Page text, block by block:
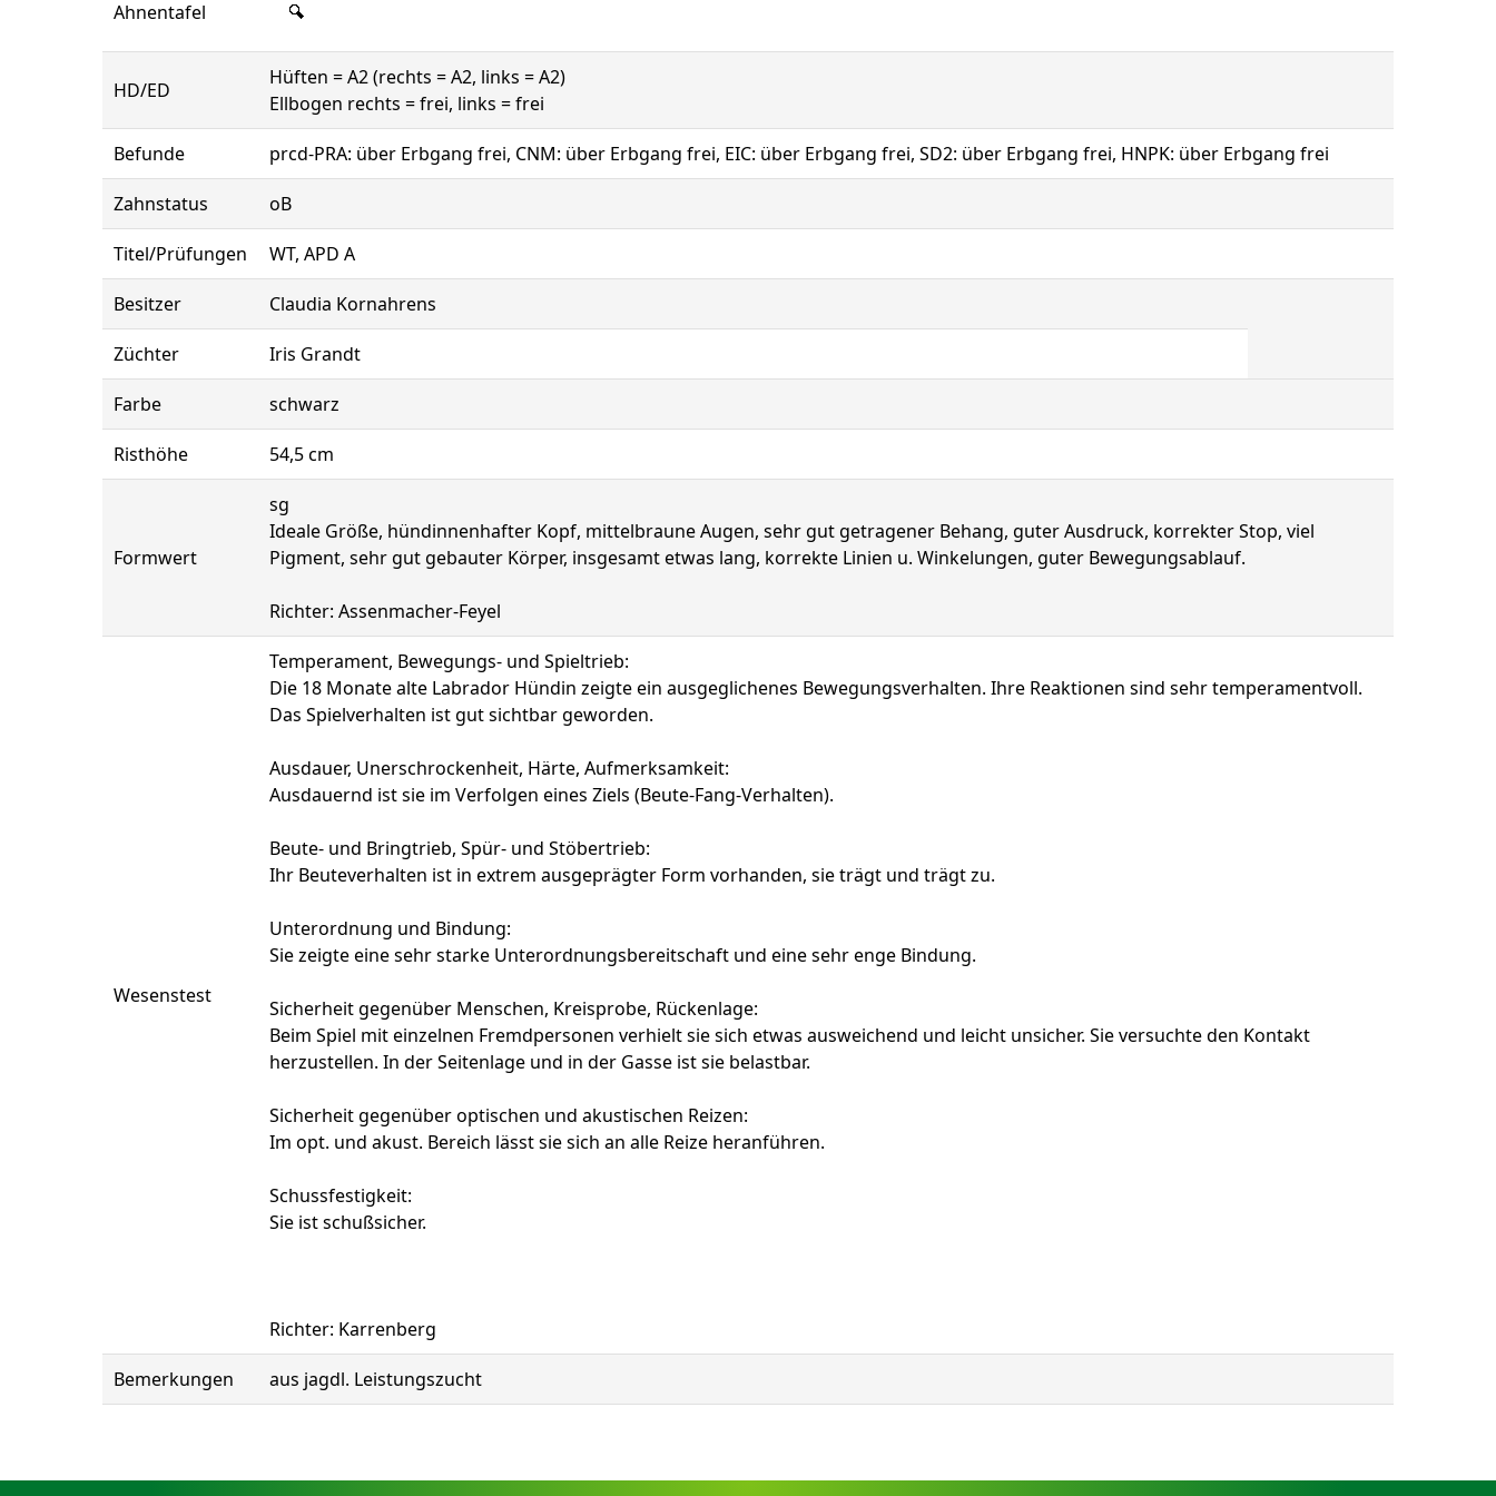
Ahnentafel
HD/ED
Hüften = A2 (rechts = A2, links = A2)
Ellbogen rechts = frei, links = frei
Befunde prcd-PRA: über Erbgang frei, CNM: über Erbgang frei, EIC: über Erbgang frei, SD2: über Erbgang frei, HNPK: über Erbgang frei
Zahnstatus oB
Titel/Prüfungen WT, APD A
Besitzer Claudia Kornahrens
Züchter Iris Grandt
Farbe schwarz
Risthöhe 54,5 cm
Formwert
sg
Ideale Größe, hündinnenhafter Kopf, mittelbraune Augen, sehr gut getragener Behang, guter Ausdruck, korrekter Stop, viel
Pigment, sehr gut gebauter Körper, insgesamt etwas lang, korrekte Linien u. Winkelungen, guter Bewegungsablauf.
Richter: Assenmacher-Feyel
Wesenstest
Temperament, Bewegungs- und Spieltrieb:
Die 18 Monate alte Labrador Hündin zeigte ein ausgeglichenes Bewegungsverhalten. Ihre Reaktionen sind sehr temperamentvoll.
Das Spielverhalten ist gut sichtbar geworden.
Ausdauer, Unerschrockenheit, Härte, Aufmerksamkeit:
Ausdauernd ist sie im Verfolgen eines Ziels (Beute-Fang-Verhalten).
Beute- und Bringtrieb, Spür- und Stöbertrieb:
Ihr Beuteverhalten ist in extrem ausgeprägter Form vorhanden, sie trägt und trägt zu.
Unterordnung und Bindung:
Sie zeigte eine sehr starke Unterordnungsbereitschaft und eine sehr enge Bindung.
Sicherheit gegenüber Menschen, Kreisprobe, Rückenlage:
Beim Spiel mit einzelnen Fremdpersonen verhielt sie sich etwas ausweichend und leicht unsicher. Sie versuchte den Kontakt
herzustellen. In der Seitenlage und in der Gasse ist sie belastbar.
Sicherheit gegenüber optischen und akustischen Reizen:
Im opt. und akust. Bereich lässt sie sich an alle Reize heranführen.
Schussfestigkeit:
Sie ist schußsicher.
Richter: Karrenberg
Bemerkungen aus jagdl. Leistungszucht